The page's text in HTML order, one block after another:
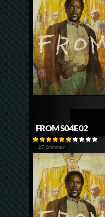
FROM S04E02
27 Stimmen